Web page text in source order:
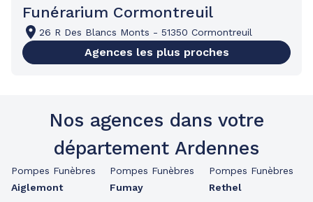
Funérarium Cormontreuil
26 R Des Blancs Monts - 51350 Cormontreuil
Agences les plus proches
Nos agences dans votre
département Ardennes
Pompes Funèbres
Aiglemont
Pompes Funèbres
Fumay
Pompes Funèbres
Rethel